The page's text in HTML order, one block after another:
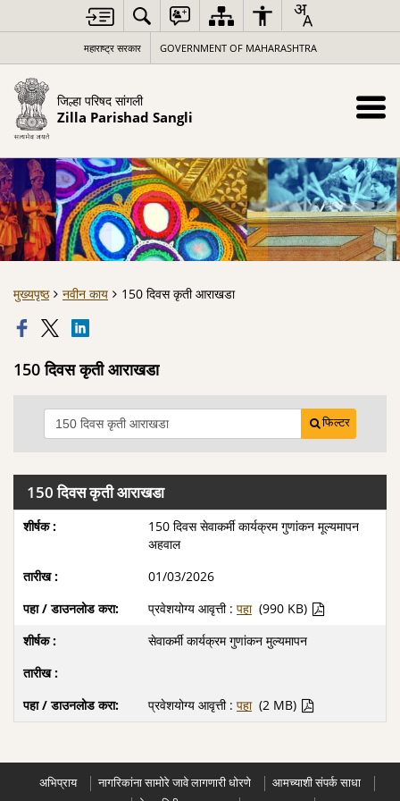
महाराष्ट्र सरकार GOVERNMENT OF MAHARASHTRA
जिल्हा परिषद सांगली
Zilla Parishad Sangli
मुख्यपृष्ठ नवीन काय 150 दिवस कृती आराखडा
150 दिवस कृती आराखडा
फिल्टर
150 दिवस कृती आराखडा
150 दिवस सेवाकर्मी कार्यक्रम गुणांकन मूल्यमापन
अहवाल
01/03/2026
प्रवेशयोग्य आवृत्ती : पहा (990 KB)
सेवाकर्मी कार्यक्रम गुणांकन मुल्यमापन
प्रवेशयोग्य आवृत्ती : पहा (2 MB)
अभिप्राय नागरिकांना सामोरे जावे लागणारी धोरणे
आमच्याशी संपर्क साधा